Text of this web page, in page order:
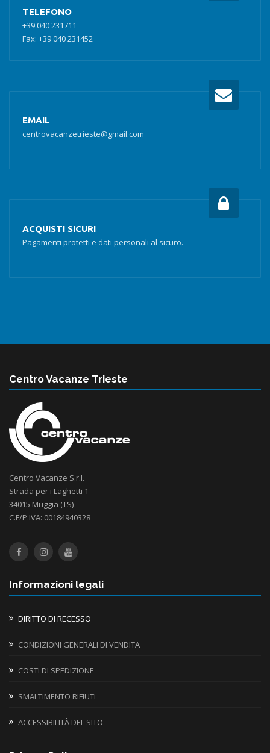
TELEFONO
+39 040 231711
Fax: +39 040 231452
EMAIL
centrovacanzetrieste@gmail.com
ACQUISTI SICURI
Pagamenti protetti e dati personali al sicuro.
Centro Vacanze Trieste
Centro Vacanze S.r.l.
Strada per i Laghetti 1
34015 Muggia (TS)
C.F/P.IVA: 00184940328
Informazioni legali
DIRITTO DI RECESSO
CONDIZIONI GENERALI DI VENDITA
COSTI DI SPEDIZIONE
SMALTIMENTO RIFIUTI
ACCESSIBILITÀ DEL SITO